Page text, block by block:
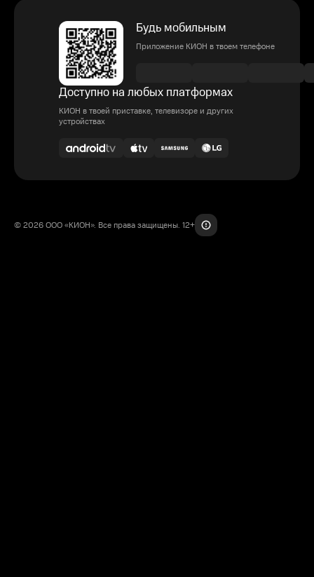
Будь мобильным
Приложение КИОН в твоем телефоне
Доступно на любых платформах
КИОН в твоей приставке, телевизоре и других
устройствах
© 2026 ООО «КИОН». Все права защищены. 12+